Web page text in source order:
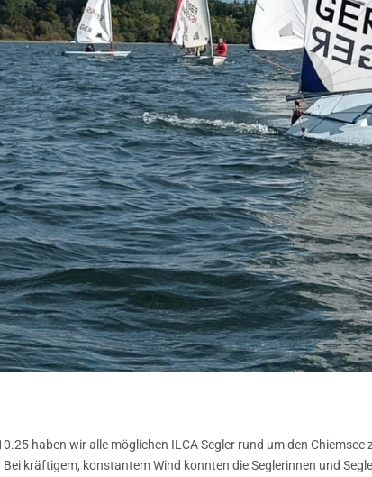
haben wir alle möglichen ILCA Segler rund um den
kräftigem, konstantem Wind konnten die Seglerinnen und